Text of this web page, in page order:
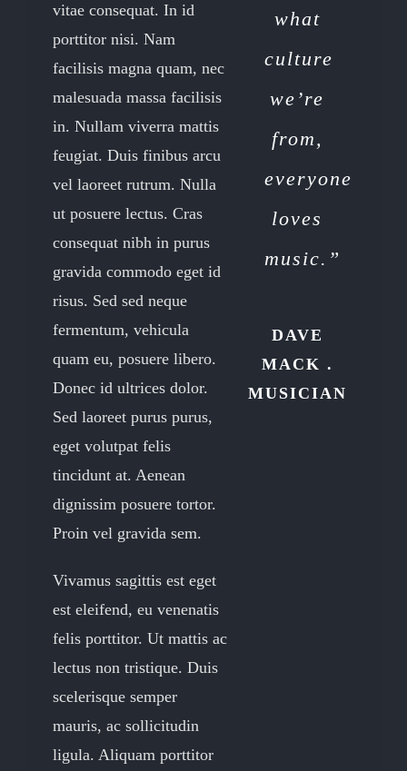
vitae consequat. In id
porttitor nisi. Nam
facilisis magna quam, nec
malesuada massa facilisis
in. Nullam viverra mattis
feugiat. Duis finibus arcu
vel laoreet rutrum. Nulla
ut posuere lectus. Cras
consequat nibh in purus
gravida commodo eget id
risus. Sed sed neque
fermentum, vehicula
quam eu, posuere libero.
Donec id ultrices dolor.
Sed laoreet purus purus,
eget volutpat felis
tincidunt at. Aenean
dignissim posuere tortor.
Proin vel gravida sem.
Vivamus sagittis est eget
est eleifend, eu venenatis
felis porttitor. Ut mattis ac
lectus non tristique. Duis
scelerisque semper
mauris, ac sollicitudin
ligula. Aliquam porttitor
what
culture
we’re
from,
everyone
loves
music.”
DAVE
MACK .
MUSICIAN